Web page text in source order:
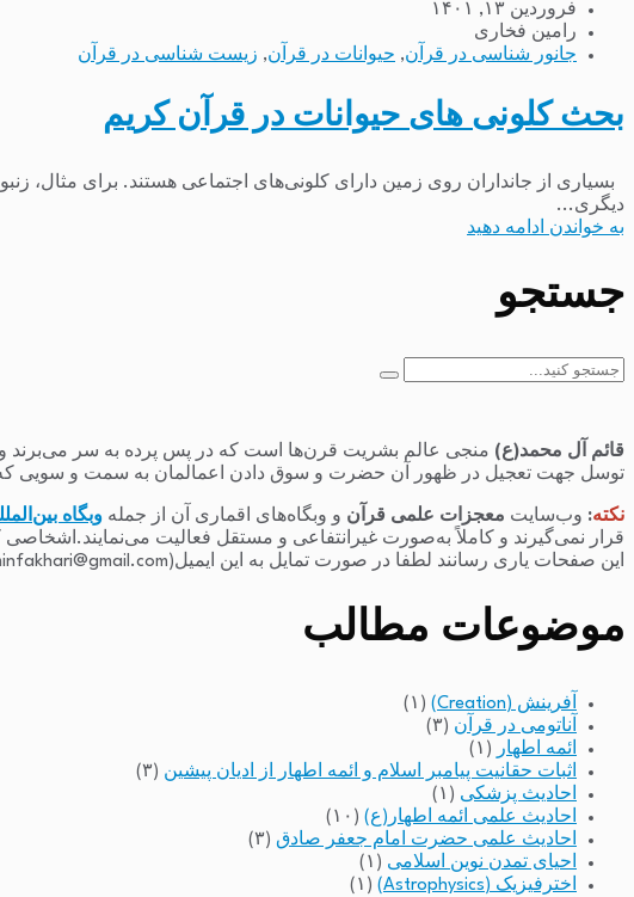
فروردین ۱۳, ۱۴۰۱
رامین فخاری
جانور شناسی در قرآن, حیوانات در قرآن, زیست شناسی در قرآن
بحث کلونی های حیوانات در قرآن کریم
بسیاری از جانداران روی زمین دارای کلونی‌های اجتماعی هستند. برای مثال،
دیگری...
به خواندن ادامه دهید
جستجو
جستجو
قائم آل محمد(ع) منجی عالم بشریت قرن‌ها است که در پس پرده به سر می‌برند و
توسل جهت تعجیل در ظهور آن حضرت و سوق دادن اعمالمان به سمت و سویی
نکته: وب‌سایت معجزات علمی قرآن و وبگاه‌های اقماری آن از جمله وبگاه
قرار نمی‌گیرند و کاملاً به‌صورت غیرانتفاعی و مستقل فعالیت می‌نمایند.اشخاصی
این صفحات یاری رسانند لطفا در صورت تمایل به این ایمیل(raminfakhari@gmail.com) پیام بدهند.
موضوعات مطالب
آفرینش (Creation)
(۱)
آناتومی در قرآن (۳)
ائمه اطهار
(۱)
اثبات حقانیت پیامبر اسلام و ائمه اطهار از ادیان پیشین (۳)
احادیث پزشکی (۱)
احادیث علمی ائمه اطهار(ع) (۱۰)
احادیث علمی حضرت امام جعفر صادق (۳)
احیای تمدن نوین اسلامی (۱)
اخترفیزیک (Astrophysics)
(۱)